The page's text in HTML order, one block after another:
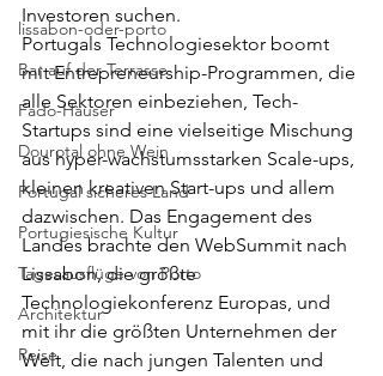
lissabon-oder-porto
Bar auf der Terrasse
Fado-Häuser
Dourotal ohne Wein
Portugal sicheres Land
Portugiesische Kultur
Tagesausflüge von Porto
Architektur
Reise
Investoren suchen.
Portugals Technologiesektor boomt
mit Entrepreneurship-Programmen, die
alle Sektoren einbeziehen, Tech-
Startups sind eine vielseitige Mischung
aus hyper-wachstumsstarken Scale-ups,
kleinen kreativen Start-ups und allem
dazwischen. Das Engagement des
Landes brachte den WebSummit nach
Lissabon, die größte
Technologiekonferenz Europas, und
mit ihr die größten Unternehmen der
Welt, die nach jungen Talenten und